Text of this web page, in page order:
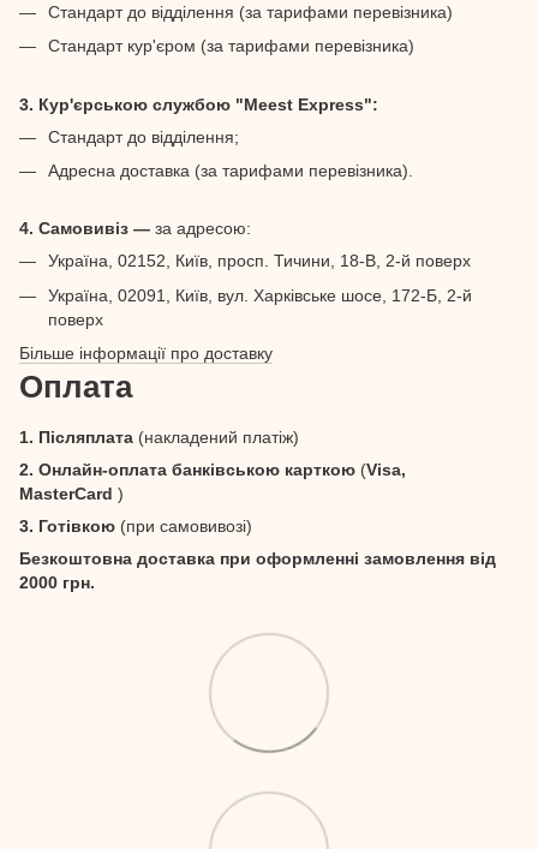
Стандарт до відділення (за тарифами перевізника)
Стандарт кур'єром (за тарифами перевізника)
3. Кур'єрською службою "Meest Express":
Стандарт до відділення;
Адресна доставка (за тарифами перевізника).
4. Самовивіз — за адресою:
Україна, 02152, Київ, просп. Тичини, 18-В, 2-й поверх
Україна, 02091, Київ, вул. Харківське шосе, 172-Б, 2-й
поверх
Більше інформації про доставку
Оплата
1. Післяплата (накладений платіж)
2. Онлайн-оплата банківською карткою (Visa,
MasterCard )
3. Готівкою (при самовивозі)
Безкоштовна доставка при оформленні замовлення від
2000 грн.